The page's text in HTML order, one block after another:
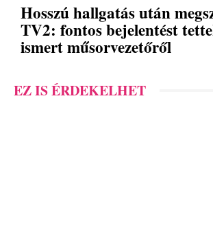
Hosszú hallgatás után
TV2: fontos bejelentést
ismert műsorvezetőről
EZ IS ÉRDEKELHET